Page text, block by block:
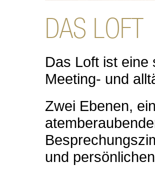
Das Loft ist eine
Meeting- und
Zwei Ebenen,
und